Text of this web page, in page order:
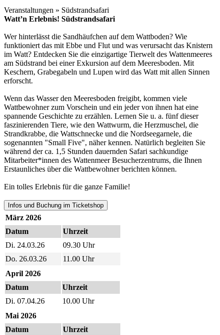
Veranstaltungen » Südstrandsafari
Watt’n Erlebnis! Südstrandsafari
Wer hinterlässt die Sandhäufchen auf dem Wattboden? Wie
funktioniert das mit Ebbe und Flut und was verursacht das Knistern
im Watt? Entdecken Sie die einzigartige Tierwelt des Wattenmeeres
am Südstrand bei einer Exkursion auf dem Meeresboden. Mit
Keschern, Grabegabeln und Lupen wird das Watt mit allen Sinnen
erforscht.
Wenn das Wasser den Meeresboden freigibt, kommen viele
Wattbewohner zum Vorschein und ein jeder von ihnen hat eine
spannende Geschichte zu erzählen. Lernen Sie u. a. fünf dieser
faszinierenden Tiere, wie den Wattwurm, die Herzmuschel, die
Strandkrabbe, die Wattschnecke und die Nordseegarnele, die
sogenannten "Small Five", näher kennen. Natürlich begleiten Sie
während der ca. 1,5 Stunden dauernden Safari sachkundige
Mitarbeiter*innen des Wattenmeer Besucherzentrums, die Ihnen
Erstaunliches über die Wattbewohner berichten können.
Ein tolles Erlebnis für die ganze Familie!
Infos und Buchung im Ticketshop
März 2026
Datum
Uhrzeit
Di. 24.03.26
09.30 Uhr
Do. 26.03.26
11.00 Uhr
April 2026
Datum
Uhrzeit
Di. 07.04.26
10.00 Uhr
Mai 2026
Datum
Uhrzeit